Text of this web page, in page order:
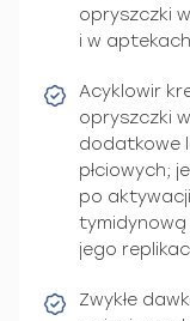
opryszczki
i w
Acyklowir
opryszczki
dodatkowe
płciowych;
po
tymidynową
jego
Zwykłe